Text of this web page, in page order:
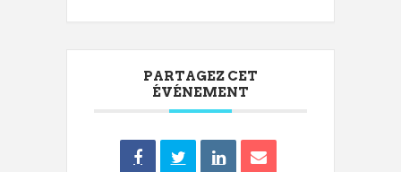
PARTAGEZ CET
ÉVÉNEMENT